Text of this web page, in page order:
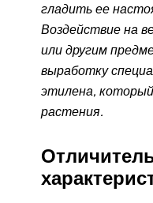
гладить ее
Воздействие на
или другим
выработку
этилена,
растения.